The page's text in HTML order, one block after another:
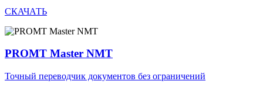
СКАЧАТЬ
PROMT Master NMT
Точный переводчик документов без ограничений